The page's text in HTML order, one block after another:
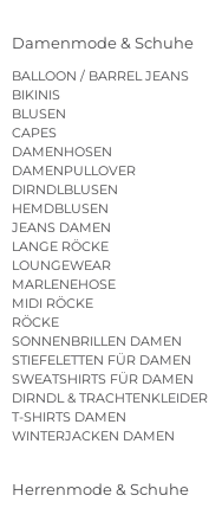
Damenmode & Schuhe
BALLOON / BARREL JEANS
BIKINIS
BLUSEN
CAPES
DAMENHOSEN
DAMENPULLOVER
DIRNDLBLUSEN
HEMDBLUSEN
JEANS DAMEN
LANGE RÖCKE
LOUNGEWEAR
MARLENEHOSE
MIDI RÖCKE
RÖCKE
SONNENBRILLEN DAMEN
STIEFELETTEN FÜR DAMEN
SWEATSHIRTS FÜR DAMEN
DIRNDL & TRACHTENKLEIDER
T-SHIRTS DAMEN
WINTERJACKEN DAMEN
Herrenmode & Schuhe